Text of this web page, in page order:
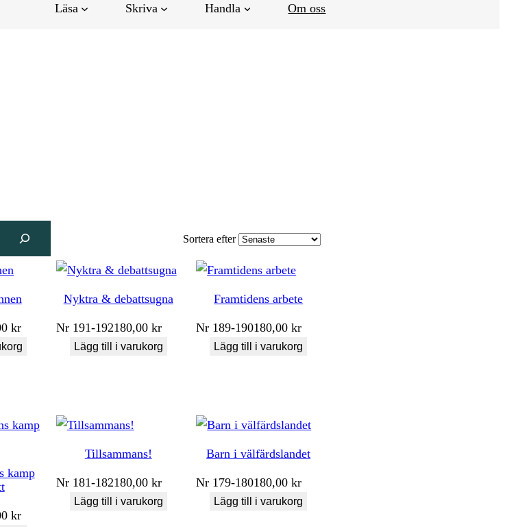
Läsa Skriva Handla Om oss
Sortera efter
kr
Nyktra & debattsugna
Nr 191-192180,00 kr
Lägg till i varukorg
Framtidens arbete
Nr 189-190180,00kr
Lägg till i varukorg
kamp
kr
Tillsammans!
Nr 181-182180,00 kr
Lägg till i varukorg
Barn i välfärdslandet
Nr 179-180180,00kr
Lägg till i varukorg